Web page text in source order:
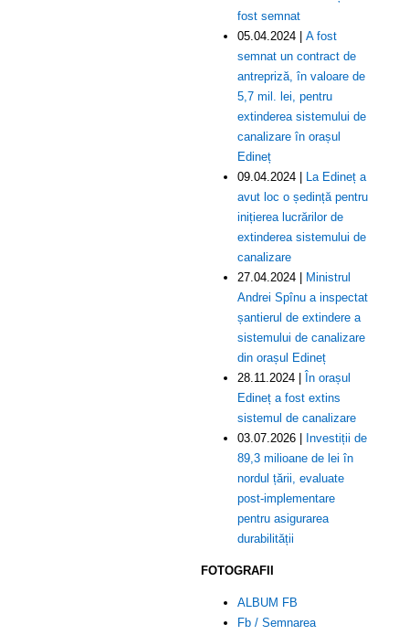
fost semnat
05.04.2024 | A fost
semnat un contract de
antrepriză, în valoare de
5,7 mil. lei, pentru
extinderea sistemului de
canalizare în orașul
Edineț
09.04.2024 |
La Edineț a
avut loc o ședință pentru
inițierea lucrărilor de
extinderea sistemului de
canalizare
27.04.2024 |
Ministrul
Andrei Spînu a inspectat
șantierul de extindere a
sistemului de canalizare
din orașul Edineț
28.11.2024 |
În orașul
Edineț a fost extins
sistemul de canalizare
03.07.2026 |
Investiții de
89,3 milioane de lei în
nordul țării, evaluate
post-implementare
pentru asigurarea
durabilității
FOTOGRAFII
ALBUM FB
Fb / Semnarea